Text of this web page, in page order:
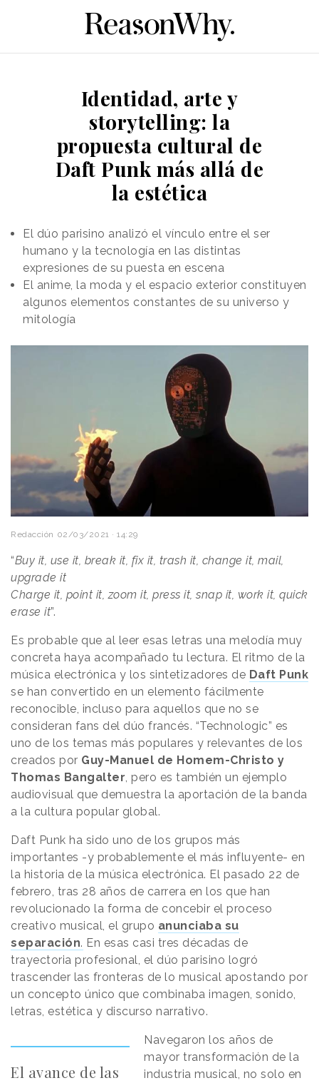
Identidad, arte y
storytelling: la
propuesta cultural de
Daft Punk más allá de
la estética
El dúo parisino analizó el vínculo entre el ser
humano y la tecnología en las distintas
expresiones de su puesta en escena
El anime, la moda y el espacio exterior constituyen
algunos elementos constantes de su universo y
mitología
Redacción 02/03/2021 · 14:29
“Buy it, use it, break it, fix it, trash it, change it, mail,
upgrade it
Charge it, point it, zoom it, press it, snap it, work it, quick
erase it”.
Es probable que al leer esas letras una melodía muy
concreta haya acompañado tu lectura. El ritmo de la
música electrónica y los sintetizadores de Daft Punk
se han convertido en un elemento fácilmente
reconocible, incluso para aquellos que no se
consideran fans del dúo francés. “Technologic” es
uno de los temas más populares y relevantes de los
creados por Guy-Manuel de Homem-Christo y
Thomas Bangalter, pero es también un ejemplo
audiovisual que demuestra la aportación de la banda
a la cultura popular global.
Daft Punk ha sido uno de los grupos más
importantes -y probablemente el más influyente- en
la historia de la música electrónica. El pasado 22 de
febrero, tras 28 años de carrera en los que han
revolucionado la forma de concebir el proceso
creativo musical, el grupo anunciaba su
separación. En esas casi tres décadas de
trayectoria profesional, el dúo parisino logró
trascender las fronteras de lo musical apostando por
un concepto único que combinaba imagen, sonido,
letras, estética y discurso narrativo.
El avance de las
Navegaron los años de
mayor transformación de la
industria musical, no solo en